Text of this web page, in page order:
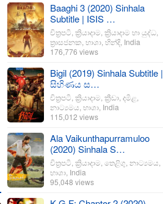
Baaghi 3 (2020) Sinhala
Subtitle | ISIS …
චිත්‍රපටි ක්‍රියාදාම ක්‍රියාදාම හා යුද්ධ
ත්‍රාසජනක භාශා හින්දි India
176,776 views
Bigil (2019) Sinhala Subtitle |
සිහිණය ස…
චිත්‍රපටි ක්‍රියාදාම ක්‍රීඩා දමිළ
නාට්‍යමය භාශා India
115,012 views
Ala Vaikunthapurramuloo
(2020) Sinhala S…
චිත්‍රපටි ක්‍රියාදාම තෙළිගු නාට්‍යමය
භාශා India
95,048 views